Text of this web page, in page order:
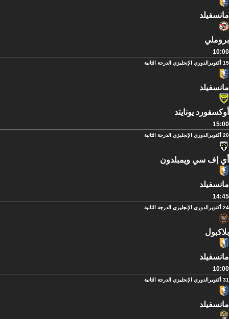
مانسفيلد
بروملي
10:00
15 أكتوبر الدوري الإنجليزي الدرجة الثانية
مانسفيلد
أوكسفورد يونايتد
15:00
20 أكتوبر الدوري الإنجليزي الدرجة الثانية
أي إف سي ويمبلدون
مانسفيلد
14:45
24 أكتوبر الدوري الإنجليزي الدرجة الثانية
بلاكبول
مانسفيلد
10:00
31 أكتوبر الدوري الإنجليزي الدرجة الثانية
مانسفيلد